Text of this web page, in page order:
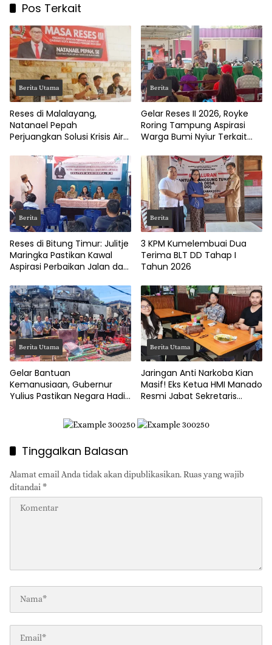
Pos Terkait
Berita Utama
Reses di Malalayang,
Natanael Pepah
Perjuangkan Solusi Krisis Air
DPRD Manado
Berita
Gelar Reses II 2026, Royke
Roring Tampung Aspirasi
Warga Bumi Nyiur Terkait
Berita
Reses di Bitung Timur: Julitje
Maringka Pastikan Kawal
Aspirasi Perbaikan Jalan dan
Berita
3 KPM Kumelembuai Dua
Terima BLT DD Tahap I
Tahun 2026
Berita Utama
Gelar Bantuan
Kemanusiaan, Gubernur
Yulius Pastikan Negara Hadir
Asgap Pakowa
Berita Utama
Jaringan Anti Narkoba Kian
Masif! Eks Ketua HMI Manado
Resmi Jabat Sekretaris
Tinggalkan Balasan
Alamat email Anda tidak akan dipublikasikan.Ruas yang wajib
ditandai *